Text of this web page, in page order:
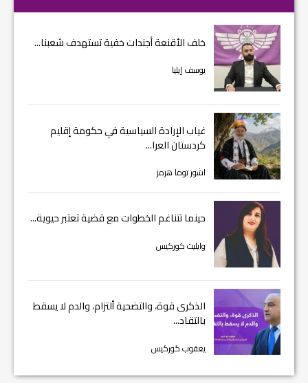
خلف الأقنعة أجندات خفية تستهدف شعبنا...
يوسف إيليا
غياب الإرادة السياسية في حكومة إقليم
كردستان العرا...
اشور توما هرمز
حينما تتناغم الخطوات مع قضية تعتبر حيوية...
وايليت كوركيس
الذكرى قوة، والتضحية ألتزام، والدم لا يسقط
بالتقاد...
يعقوب كوركيس